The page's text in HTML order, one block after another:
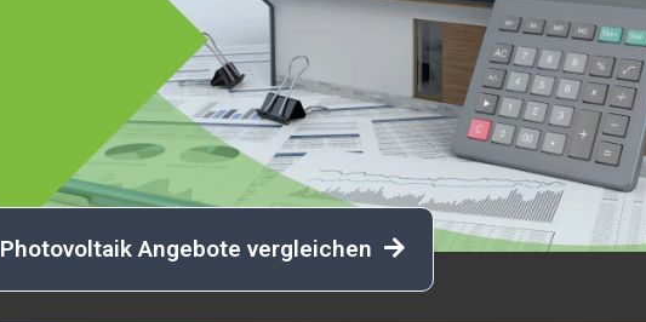
Photovoltaik Angebote vergleichen